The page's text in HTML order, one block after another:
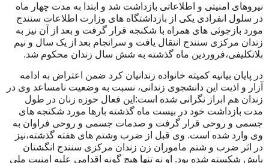
نیروهای امنیتی و اطلاعاتی بازداشت شد و ابتدا به مدت چهار ماه
در سلول انفرادی یکی از بازداشتگاه های وزارت اطلاعات سنندج
مورد بازجوئی های همراه با شکنجه قرار گرفت و بعد از آن نیز به
زندان مرکزی سنندج انتقال یافت و سرانجام بعد از یک سال و نیم
بلاتکلیفی،فروردین ماه گذشته به شش سال زندان محکوم شد.
در پایان بیانیه کمیته خانواده زندانیان کرد ضمن اعتراض به ادامه
آزار و اذیت این دانشجوی زندانی، نسبت به وضعیت نامساعد وی در
زندان هم ابراز نگرانی شده است:این فعال حوزه زنان در طول
مدت بازداشت خود در بیست ماه گذشته بارها مورد شکنجه های
جسمی و روحی قرار گرفت و صدمات جسمی و روحی فراوان به
وی وارد شده است. وی قبل از ضرب وشتم های هفته گذشته،نیز
در اثر ضرب و شتم ماموران زن زندان مرکزی سنندج انگشتان
پایش شکسته شده بود. او نه تنها هیچ گونه اقدامی علیه امنیت ملی